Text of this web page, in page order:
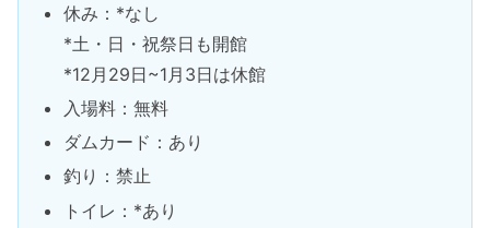
休み：*なし
*土・日・祝祭日も開館
*12月29日~1月3日は休館
入場料：無料
ダムカード：あり
釣り：禁止
トイレ：*あり